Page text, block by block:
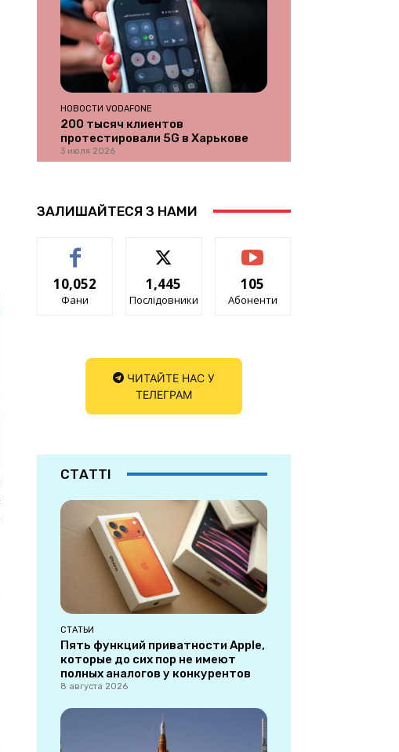
НОВОСТИ VODAFONE
200 тысяч клиентов
протестировали 5G в Харькове
3 июля 2026
ЗАЛИШАЙТЕСЯ З НАМИ
10,052
Фани
1,445
Послідовники
105
Абоненти
ЧИТАЙТЕ НАС У
ТЕЛЕГРАМ
СТАТТІ
СТАТЬИ
Пять функций приватности Apple,
которые до сих пор не имеют
полных аналогов у конкурентов
8 августа 2026